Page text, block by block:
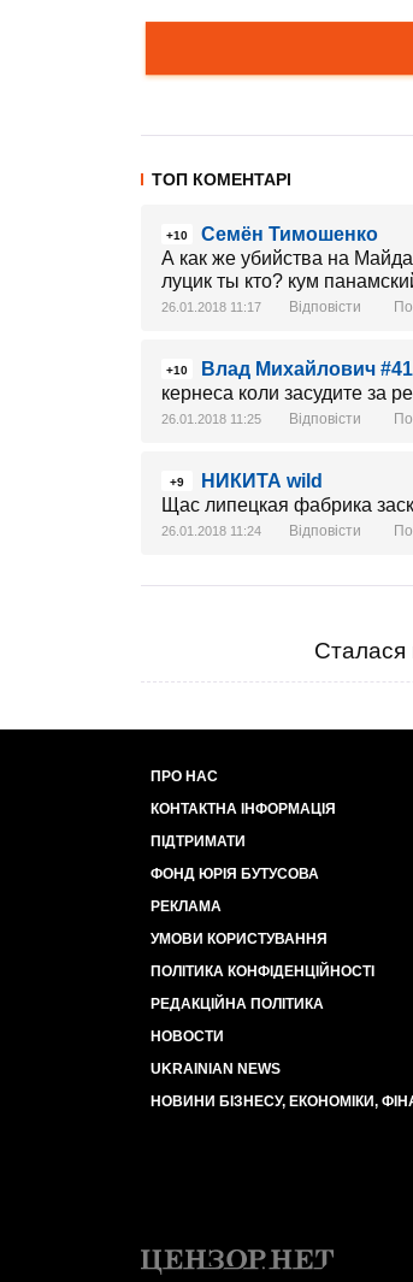
ТОП КОМЕНТАРІ
+10
Семён Тимошенко
А как же убийства на
луцик ты кто? кум
26.01.2018 11:17 Відповісти
+10
Влад Михайлович
кернеса коли засудите за
26.01.2018 11:25 Відповісти
+9
НИКИТА wild
Щас липецкая фабрика
26.01.2018 11:24 Відповісти
Сталася
ПРО НАС
КОНТАКТНА ІНФОРМАЦІЯ
ПІДТРИМАТИ
ФОНД ЮРІЯ БУТУСОВА
РЕКЛАМА
УМОВИ КОРИСТУВАННЯ
ПОЛІТИКА КОНФІДЕНЦІЙНОСТІ
РЕДАКЦІЙНА ПОЛІТИКА
НОВОСТИ
UKRAINIAN NEWS
НОВИНИ БІЗНЕСУ, ЕКОНОМІКИ,